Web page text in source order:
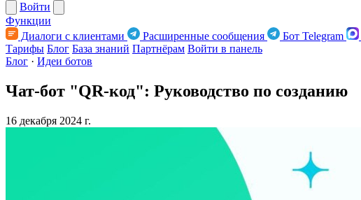
Войти
Функции
Диалоги с клиентами
Расширенные сообщения Бот Telegram
Тарифы Блог База знаний Партнёрам Войти в панель
Блог · Идеи ботов
Чат-бот "QR-код": Руководство по созданию
16 декабря 2024 г.